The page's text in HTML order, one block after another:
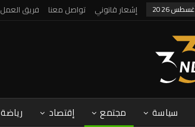
إشعار قانوني تواصل معنا فريق العمل
سياسة مجتمع إقتصاد رياضة